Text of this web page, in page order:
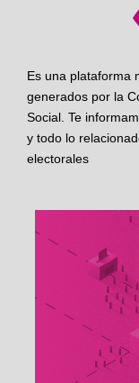
Es una plataforma
generados por la
Social. Te
y todo lo
electorales